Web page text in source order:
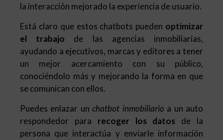
la interacción mejorado la experiencia de usuario.
Está claro que estos chatbots pueden optimizar
el trabajo de las agencias inmobiliarias,
ayudando a ejecutivos, marcas y editores a tener
un mejor acercamiento con su público,
conociéndolo más y mejorando la forma en que
se comunican con ellos.
Puedes enlazar unchatbot inmobiliario a un auto
respondedor para recoger los datos de la
persona que interactúa y enviarle información